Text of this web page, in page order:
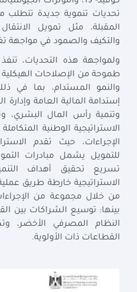
تحديات تنموية جديدة تتطلب
المقبلة، مثل تمويل
والتكيف والصمود في مواجهة
ولمواجهة هذه التحديات،
طموحة من الإصلاحات الهيكلية
والنمو المستدام، بما في
إستدامة المالية العامة
وتنمية رأس المال البشري،
الاستراتيجية الوطنية
الإجراءات، حيث تقدم
للتمويل يشمل مبادرات
تسريع تحقيق أهداف
الاستراتيجية خارطة طريق
من خلال مجموعة من
بينها: توسيع الشراكات بين
النظام المصرفي الأخضر،
القطاعات ذات الأولوية.